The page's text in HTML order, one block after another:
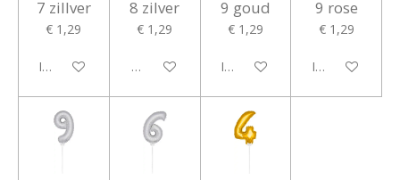
7 zillver
€ 1,29
In winkelwagen
8 zilver
€ 1,29
Houd mij op de hoogte
9 goud
€ 1,29
In winkelwagen
9 rose
€ 1,29
In winkelwagen